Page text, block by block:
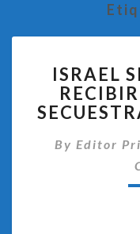
ISRAEL
By Editor